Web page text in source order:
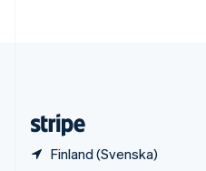
Finland (Svenska)